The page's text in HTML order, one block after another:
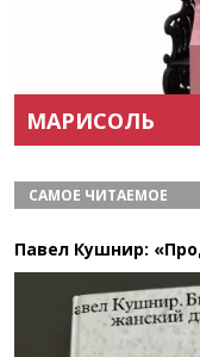
МАРИСОЛЬ
САМОЕ ЧИТАЕМОЕ
Павел Кушнир: